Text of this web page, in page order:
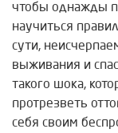
чтобы однажды
научиться
сути,
выживания и
такого шока,
протрезветь
себя своим